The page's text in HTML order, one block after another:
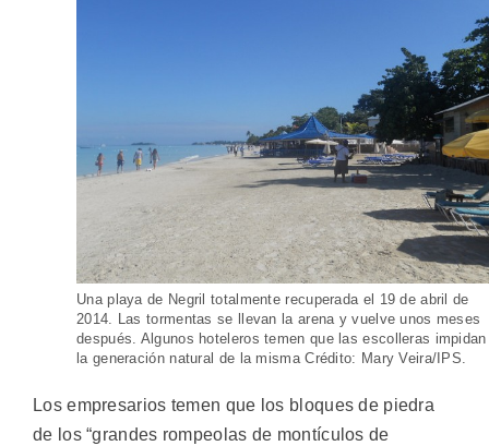
Una playa de Negril totalmente recuperada el 19 de abril de
2014. Las tormentas se llevan la arena y vuelve unos meses
después. Algunos hoteleros temen que las escolleras impidan
la generación natural de la misma Crédito: Mary Veira/IPS.
Los empresarios temen que los bloques de piedra
de los “grandes rompeolas de montículos de